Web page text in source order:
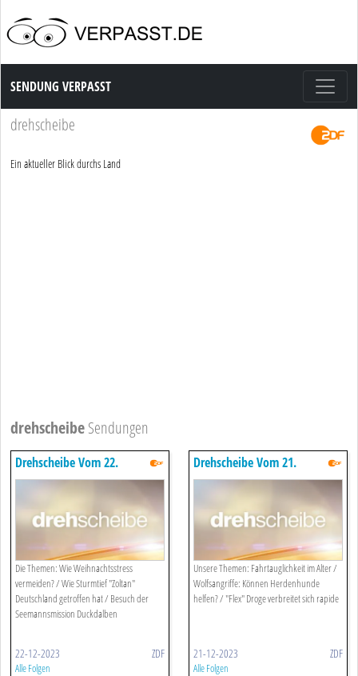
Sendung Verpasst
SENDUNG VERPASST
drehscheibe
Ein aktueller Blick durchs Land
drehscheibeSendungen
Drehscheibe Vom 22.
Dezember 2023
Die Themen: Wie Weihnachtsstress
vermeiden? / Wie Sturmtief "Zoltan"
Deutschland getroffen hat / Besuch der
Seemannsmission Duckdalben
22-12-2023 ZDF
Alle Folgen
Drehscheibe Vom 21.
Dezember 2023
Unsere Themen: Fahrtauglichkeit im Alter /
Wolfsangriffe: Können Herdenhunde
helfen? / "Flex" Droge verbreitet sich rapide
21-12-2023 ZDF
Alle Folgen